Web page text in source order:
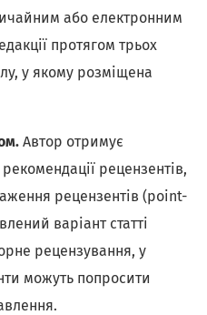
або електронним
протягом трьох
у якому розміщена
Автор отримує
рекомендації рецензентів,
рецензентів (point-
варіант статті
рецензування, у
можуть попросити